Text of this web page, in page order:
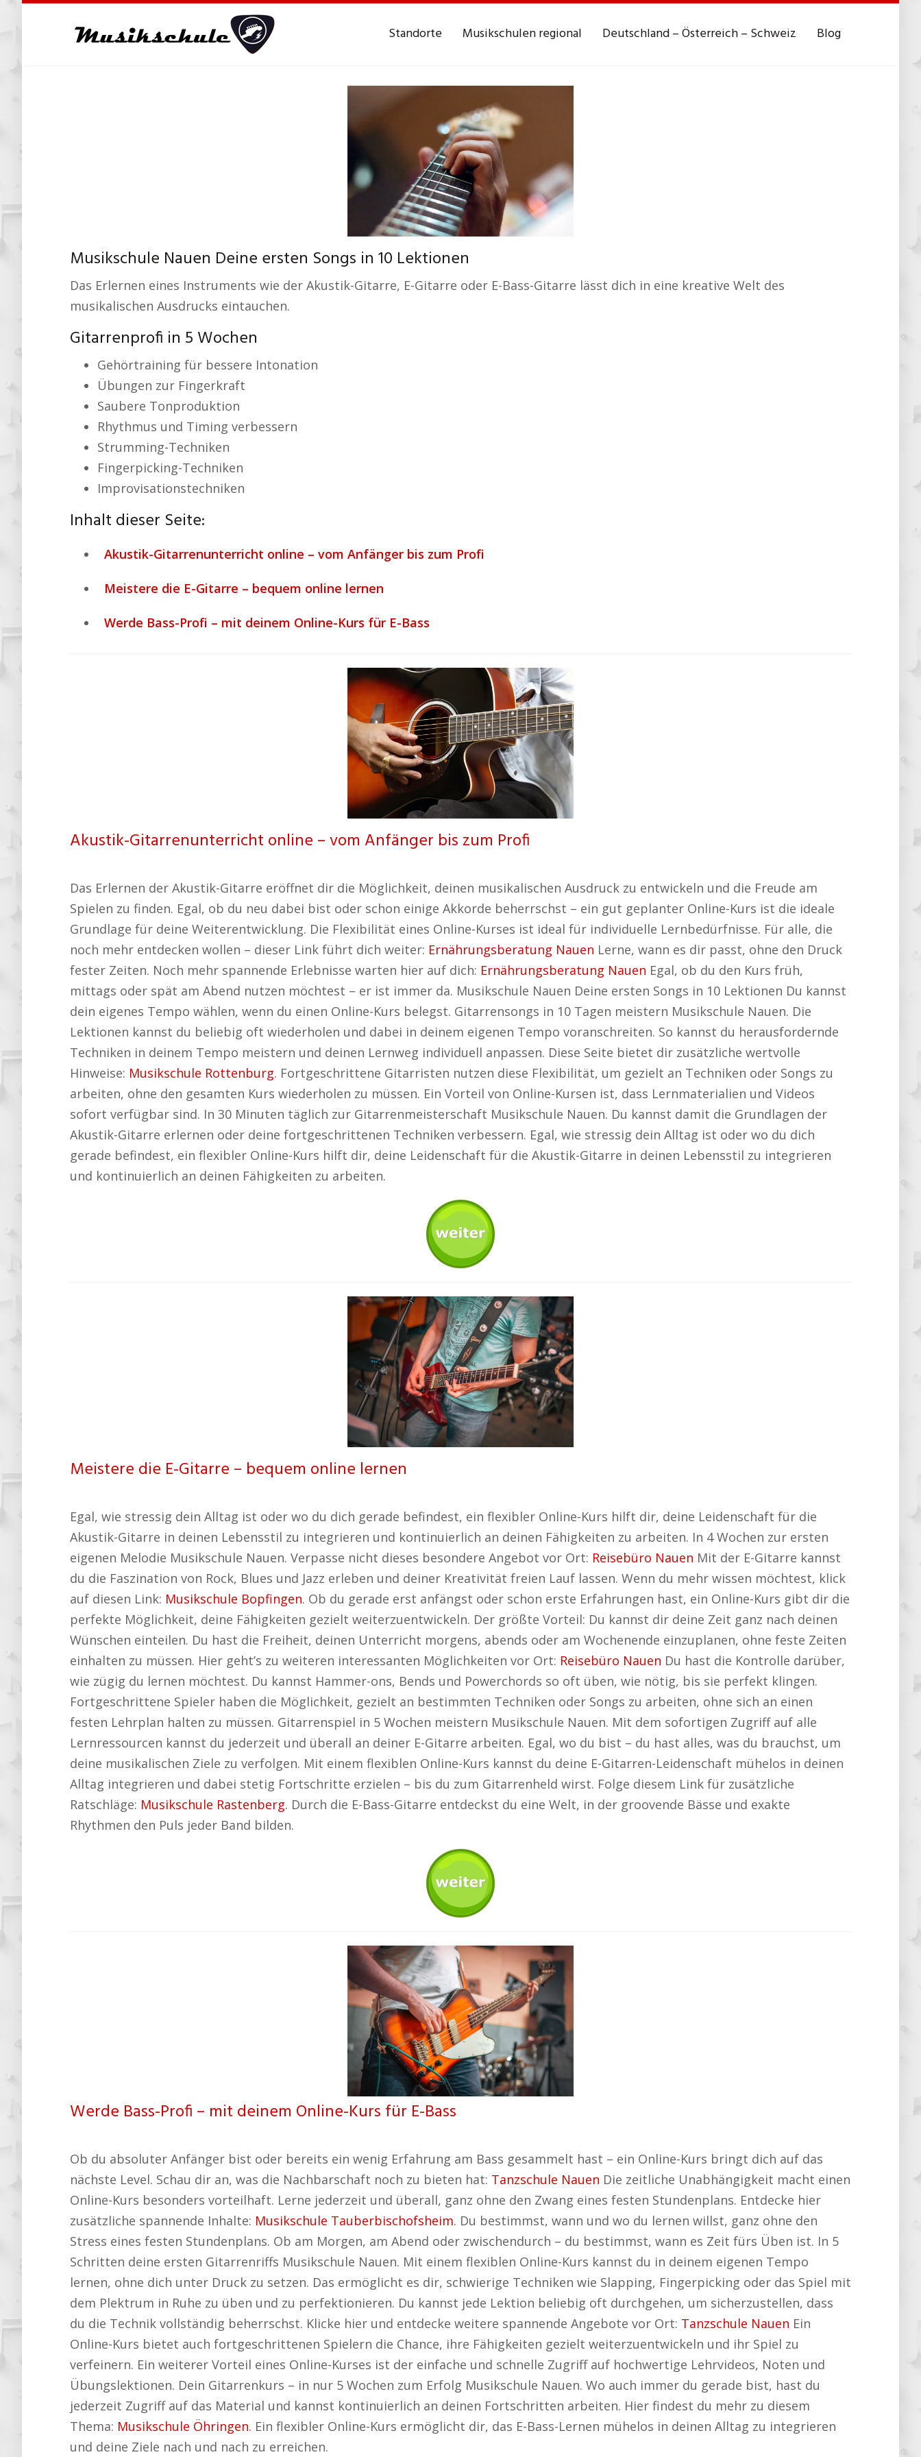
content
Standorte Musikschulen regional Deutschland – Österreich – Schweiz Blog
Musikschule Nauen Deine ersten Songs in 10 Lektionen
Das Erlernen eines Instruments wie der Akustik-Gitarre, E-Gitarre oder E-Bass-Gitarre lässt dich in eine kreative Welt des
musikalischen Ausdrucks eintauchen.
Gitarrenprofi in 5 Wochen
Gehörtraining für bessere Intonation
Übungen zur Fingerkraft
Saubere Tonproduktion
Rhythmus und Timing verbessern
Strumming-Techniken
Fingerpicking-Techniken
Improvisationstechniken
Inhalt dieser Seite:
Akustik-Gitarrenunterricht online – vom Anfänger bis zum Profi
Meistere die E-Gitarre – bequem online lernen
Werde Bass-Profi – mit deinem Online-Kurs für E-Bass
Akustik-Gitarrenunterricht online – vom Anfänger bis zum Profi
Das Erlernen der Akustik-Gitarre eröffnet dir die Möglichkeit, deinen musikalischen Ausdruck zu entwickeln und die Freude am
Spielen zu finden. Egal, ob du neu dabei bist oder schon einige Akkorde beherrschst – ein gut geplanter Online-Kurs ist die ideale
Grundlage für deine Weiterentwicklung. Die Flexibilität eines Online-Kurses ist ideal für individuelle Lernbedürfnisse. Für alle, die
noch mehr entdecken wollen – dieser Link führt dich weiter: Ernährungsberatung Nauen Lerne, wann es dir passt, ohne den Druck
fester Zeiten. Noch mehr spannende Erlebnisse warten hier auf dich: Ernährungsberatung Nauen Egal, ob du den Kurs früh,
mittags oder spät am Abend nutzen möchtest – er ist immer da. Musikschule Nauen Deine ersten Songs in 10 Lektionen Du kannst
dein eigenes Tempo wählen, wenn du einen Online-Kurs belegst. Gitarrensongs in 10 Tagen meistern Musikschule Nauen. Die
Lektionen kannst du beliebig oft wiederholen und dabei in deinem eigenen Tempo voranschreiten. So kannst du herausfordernde
Techniken in deinem Tempo meistern und deinen Lernweg individuell anpassen. Diese Seite bietet dir zusätzliche wertvolle
Hinweise: Musikschule Rottenburg. Fortgeschrittene Gitarristen nutzen diese Flexibilität, um gezielt an Techniken oder Songs zu
arbeiten, ohne den gesamten Kurs wiederholen zu müssen. Ein Vorteil von Online-Kursen ist, dass Lernmaterialien und Videos
sofort verfügbar sind. In 30 Minuten täglich zur Gitarrenmeisterschaft Musikschule Nauen. Du kannst damit die Grundlagen der
Akustik-Gitarre erlernen oder deine fortgeschrittenen Techniken verbessern. Egal, wie stressig dein Alltag ist oder wo du dich
gerade befindest, ein flexibler Online-Kurs hilft dir, deine Leidenschaft für die Akustik-Gitarre in deinen Lebensstil zu integrieren
und kontinuierlich an deinen Fähigkeiten zu arbeiten.
Meistere die E-Gitarre – bequem online lernen
Egal, wie stressig dein Alltag ist oder wo du dich gerade befindest, ein flexibler Online-Kurs hilft dir, deine Leidenschaft für die
Akustik-Gitarre in deinen Lebensstil zu integrieren und kontinuierlich an deinen Fähigkeiten zu arbeiten. In 4 Wochen zur ersten
eigenen Melodie Musikschule Nauen. Verpasse nicht dieses besondere Angebot vor Ort: Reisebüro Nauen Mit der E-Gitarre kannst
du die Faszination von Rock, Blues und Jazz erleben und deiner Kreativität freien Lauf lassen. Wenn du mehr wissen möchtest, klick
auf diesen Link: Musikschule Bopfingen. Ob du gerade erst anfängst oder schon erste Erfahrungen hast, ein Online-Kurs gibt dir die
perfekte Möglichkeit, deine Fähigkeiten gezielt weiterzuentwickeln. Der größte Vorteil: Du kannst dir deine Zeit ganz nach deinen
Wünschen einteilen. Du hast die Freiheit, deinen Unterricht morgens, abends oder am Wochenende einzuplanen, ohne feste Zeiten
einhalten zu müssen. Hier geht’s zu weiteren interessanten Möglichkeiten vor Ort: Reisebüro Nauen Du hast die Kontrolle darüber,
wie zügig du lernen möchtest. Du kannst Hammer-ons, Bends und Powerchords so oft üben, wie nötig, bis sie perfekt klingen.
Fortgeschrittene Spieler haben die Möglichkeit, gezielt an bestimmten Techniken oder Songs zu arbeiten, ohne sich an einen
festen Lehrplan halten zu müssen. Gitarrenspiel in 5 Wochen meistern Musikschule Nauen. Mit dem sofortigen Zugriff auf alle
Lernressourcen kannst du jederzeit und überall an deiner E-Gitarre arbeiten. Egal, wo du bist – du hast alles, was du brauchst, um
deine musikalischen Ziele zu verfolgen. Mit einem flexiblen Online-Kurs kannst du deine E-Gitarren-Leidenschaft mühelos in deinen
Alltag integrieren und dabei stetig Fortschritte erzielen – bis du zum Gitarrenheld wirst. Folge diesem Link für zusätzliche
Ratschläge: Musikschule Rastenberg. Durch die E-Bass-Gitarre entdeckst du eine Welt, in der groovende Bässe und exakte
Rhythmen den Puls jeder Band bilden.
Werde Bass-Profi – mit deinem Online-Kurs für E-Bass
Ob du absoluter Anfänger bist oder bereits ein wenig Erfahrung am Bass gesammelt hast – ein Online-Kurs bringt dich auf das
nächste Level. Schau dir an, was die Nachbarschaft noch zu bieten hat: Tanzschule Nauen Die zeitliche Unabhängigkeit macht einen
Online-Kurs besonders vorteilhaft. Lerne jederzeit und überall, ganz ohne den Zwang eines festen Stundenplans. Entdecke hier
zusätzliche spannende Inhalte: Musikschule Tauberbischofsheim. Du bestimmst, wann und wo du lernen willst, ganz ohne den
Stress eines festen Stundenplans. Ob am Morgen, am Abend oder zwischendurch – du bestimmst, wann es Zeit fürs Üben ist. In 5
Schritten deine ersten Gitarrenriffs Musikschule Nauen. Mit einem flexiblen Online-Kurs kannst du in deinem eigenen Tempo
lernen, ohne dich unter Druck zu setzen. Das ermöglicht es dir, schwierige Techniken wie Slapping, Fingerpicking oder das Spiel mit
dem Plektrum in Ruhe zu üben und zu perfektionieren. Du kannst jede Lektion beliebig oft durchgehen, um sicherzustellen, dass
du die Technik vollständig beherrschst. Klicke hier und entdecke weitere spannende Angebote vor Ort: Tanzschule Nauen Ein
Online-Kurs bietet auch fortgeschrittenen Spielern die Chance, ihre Fähigkeiten gezielt weiterzuentwickeln und ihr Spiel zu
verfeinern. Ein weiterer Vorteil eines Online-Kurses ist der einfache und schnelle Zugriff auf hochwertige Lehrvideos, Noten und
Übungslektionen. Dein Gitarrenkurs – in nur 5 Wochen zum Erfolg Musikschule Nauen. Wo auch immer du gerade bist, hast du
jederzeit Zugriff auf das Material und kannst kontinuierlich an deinen Fortschritten arbeiten. Hier findest du mehr zu diesem
Thema: Musikschule Öhringen. Ein flexibler Online-Kurs ermöglicht dir, das E-Bass-Lernen mühelos in deinen Alltag zu integrieren
und deine Ziele nach und nach zu erreichen.